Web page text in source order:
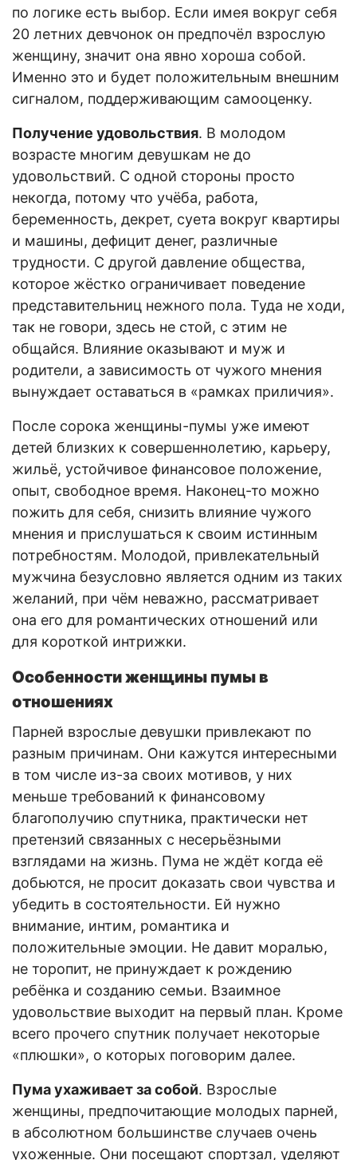
по логике есть выбор. Если имея вокруг себя
20 летних девчонок он предпочёл взрослую
женщину, значит она явно хороша собой.
Именно это и будет положительным внешним
сигналом, поддерживающим самооценку.
Получение удовольствия. В молодом
возрасте многим девушкам не до
удовольствий. С одной стороны просто
некогда, потому что учёба, работа,
беременность, декрет, суета вокруг квартиры
и машины, дефицит денег, различные
трудности. С другой давление общества,
которое жёстко ограничивает поведение
представительниц нежного пола. Туда не ходи,
так не говори, здесь не стой, с этим не
общайся. Влияние оказывают и муж и
родители, а зависимость от чужого мнения
вынуждает оставаться в «рамках приличия».
После сорока женщины-пумы уже имеют
детей близких к совершеннолетию, карьеру,
жильё, устойчивое финансовое положение,
опыт, свободное время. Наконец-то можно
пожить для себя, снизить влияние чужого
мнения и прислушаться к своим истинным
потребностям. Молодой, привлекательный
мужчина безусловно является одним из таких
желаний, при чём неважно, рассматривает
она его для романтических отношений или
для короткой интрижки.
Особенности женщины пумы в
отношениях
Парней взрослые девушки привлекают по
разным причинам. Они кажутся интересными
в том числе из-за своих мотивов, у них
меньше требований к финансовому
благополучию спутника, практически нет
претензий связанных с несерьёзными
взглядами на жизнь. Пума не ждёт когда её
добьются, не просит доказать свои чувства и
убедить в состоятельности. Ей нужно
внимание, интим, романтика и
положительные эмоции. Не давит моралью,
не торопит, не принуждает к рождению
ребёнка и созданию семьи. Взаимное
удовольствие выходит на первый план. Кроме
всего прочего спутник получает некоторые
«плюшки», о которых поговорим далее.
Пума ухаживает за собой. Взрослые
женщины, предпочитающие молодых парней,
в абсолютном большинстве случаев очень
ухоженные. Они посещают спортзал, уделяют